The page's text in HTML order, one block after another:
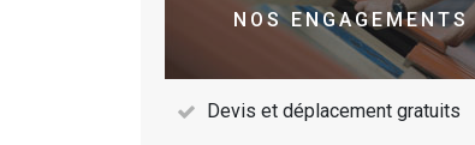
NOS ENGAGEMENTS
Devis et déplacement gratuits